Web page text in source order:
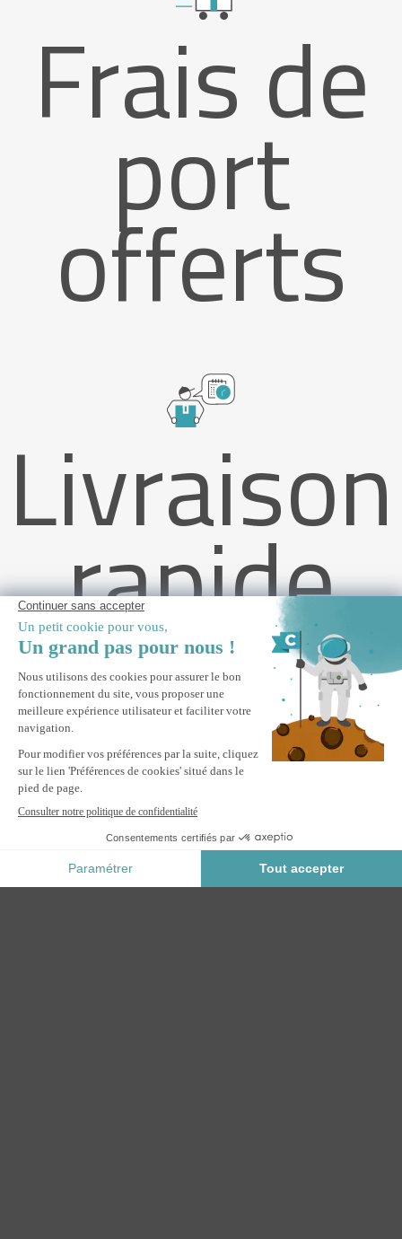
Frais de
port
offerts
Livraison
rapide
Store banne monobloc blanc VECCHIO 4m x 3m toile taupe
M'ALERTER
Informez-moi du retour en stock de ce produit.
Paiement Sécurisé